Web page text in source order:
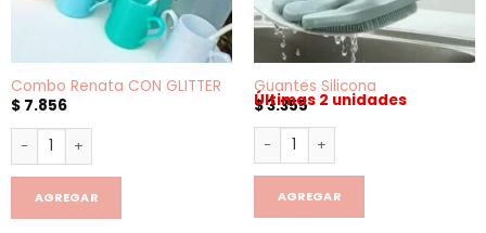
Combo Renata CON GLITTER
$7.856
Combo Renata CON GLITTER cantidad
AGREGAR
Guantes Silicona
$3.355
Últimas 2 unidades
Guantes Silicona cantidad
AGREGAR